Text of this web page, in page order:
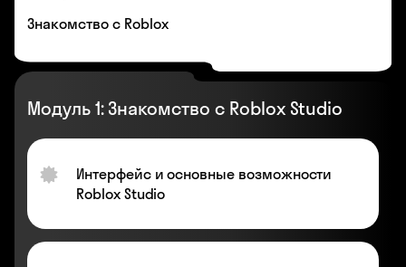
Знакомство с Roblox
Модуль 1: Знакомство с Roblox Studio
Интерфейс и основные возможности
Roblox Studio